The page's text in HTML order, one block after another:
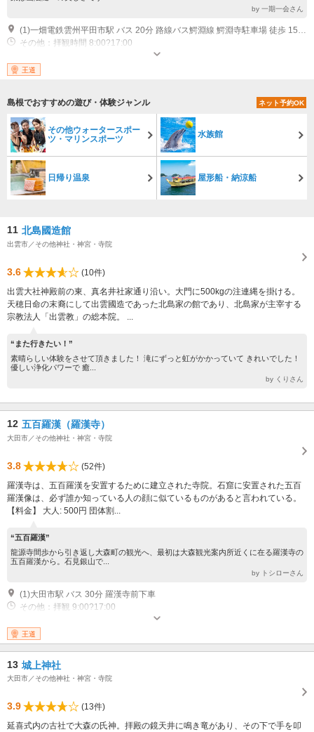
by 一期一会さん
(1)一畑電鉄雲州平田市駅 バス 20分 路線バス鰐淵線 鰐淵寺駐車場 徒歩 15分 山陰道斐川ＩＣ 車 35分 鰐淵寺駐車場 徒歩 15分
その他：拝観時間 8:00?17:00
王道
島根でおすすめの遊び・体験ジャンル ネット予約OK
その他ウォータースポー
ツ・マリンスポーツ
水族館
日帰り温泉 屋形船・納涼船
11 北島國造館
出雲市／その他神社・神宮・寺院
3.6
(10件)
出雲大社神殿前の東、真名井社家通り沿い。大門に500kgの注連縄を掛ける。
天穂日命の末裔にして出雲國造であった北島家の館であり、北島家が主宰する
宗教法人「出雲教」の総本院。 ...
“また行きたい！”
素晴らしい体験をさせて頂きました！ 滝にずっと虹がかかっていて きれいでした！
優しい浄化パワーで 癒...
by くりさん
12 五百羅漢（羅漢寺）
大田市／その他神社・神宮・寺院
3.8
(52件)
羅漢寺は、五百羅漢を安置するために建立された寺院。石窟に安置された五百
羅漢像は、必ず誰か知っている人の顔に似ているものがあると言われている。
【料金】 大人: 500円 団体割...
“五百羅漢”
龍源寺間歩から引き返し大森町の観光へ、最初は大森観光案内所近くに在る羅漢寺の
五百羅漢から。石見銀山で...
by トシローさん
(1)大田市駅 バス 30分 羅漢寺前下車
その他：拝観 9:00?17:00
王道
13 城上神社
大田市／その他神社・神宮・寺院
3.9
(13件)
延喜式内の古社で大森の氏神。拝殿の鏡天井に鳴き竜があり、その下で手を叩